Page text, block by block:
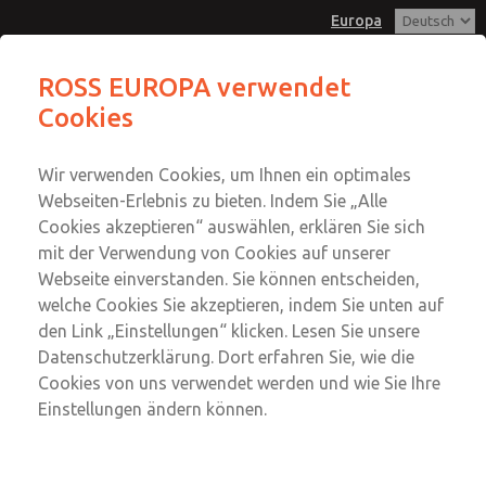
Europa
Einloggen
Anmeldung
Feder- und Haltesatz
116J37
Diese Seite per E-Mail
versenden
Kundendienst
+49 (0) 6103 7597 100
ROSS EUROPA verwendet
Cookies
Wir verwenden Cookies, um Ihnen ein optimales
Webseiten-Erlebnis zu bieten. Indem Sie „Alle
Cookies akzeptieren“ auswählen, erklären Sie sich
mit der Verwendung von Cookies auf unserer
Webseite einverstanden. Sie können entscheiden,
welche Cookies Sie akzeptieren, indem Sie unten auf
den Link „Einstellungen“ klicken. Lesen Sie unsere
Datenschutzerklärung. Dort erfahren Sie, wie die
Cookies von uns verwendet werden und wie Sie Ihre
Einstellungen ändern können.